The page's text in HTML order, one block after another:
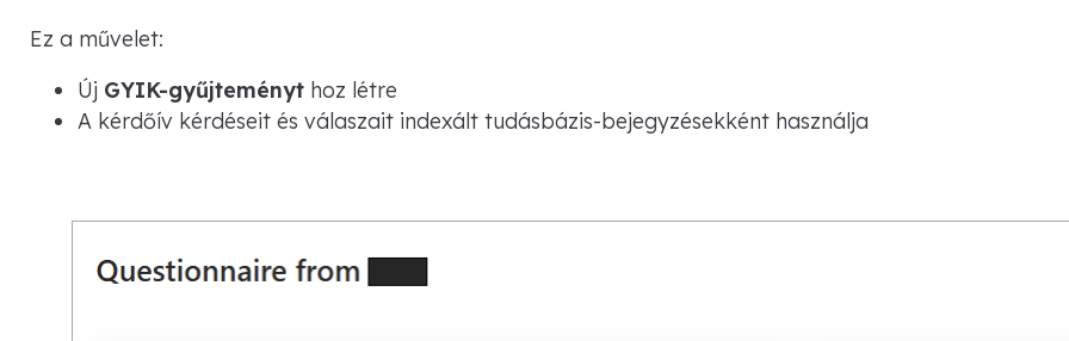
Ez a művelet:
Új GYIK-gyűjteményt hoz létre
A kérdőív kérdéseit és válaszait indexált tudásbázis-bejegyzésekként használja